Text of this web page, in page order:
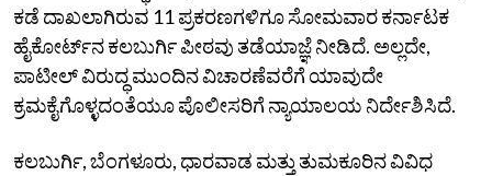
ಕಡೆ ದಾಖಲಾಗಿರುವ 11 ಪ್ರಕರಣಗಳಿಗೂ ಸೋಮವಾರ ಕರ್ನಾಟಕ
ಹೈಕೋರ್ಟ್‌ನ ಕಲಬುರ್ಗಿ ಪೀಠವು ತಡೆಯಾಜ್ಞೆ ನೀಡಿದೆ. ಅಲ್ಲದೇ,
ಪಾಟೀಲ್ ವಿರುದ್ಧ‌ ಮುಂದಿನ ವಿಚಾರಣೆವರೆಗೆ ಯಾವುದೇ
ಕ್ರಮಕೈಗೊಳ್ಳದಂತೆಯೂ ಪೊಲೀಸರಿಗೆ ನ್ಯಾಯಾಲಯ ನಿರ್ದೇಶಿಸಿದೆ.
ಕಲಬುರ್ಗಿ, ಬೆಂಗಳೂರು, ಧಾರವಾಡ ಮತ್ತು ತುಮಕೂರಿನ ವಿವಿಧ